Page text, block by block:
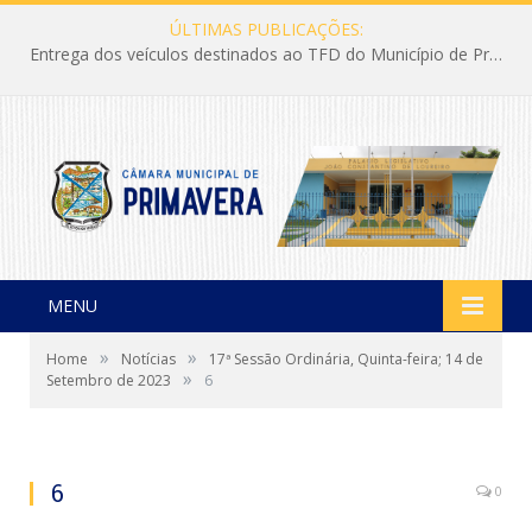
ÚLTIMAS PUBLICAÇÕES:
Entrega dos veículos destinados ao TFD do Município de Primavera
MENU
Home » Notícias »
17ª Sessão Ordinária, Quinta-feira; 14 de
Setembro de 2023
» 6
6 0